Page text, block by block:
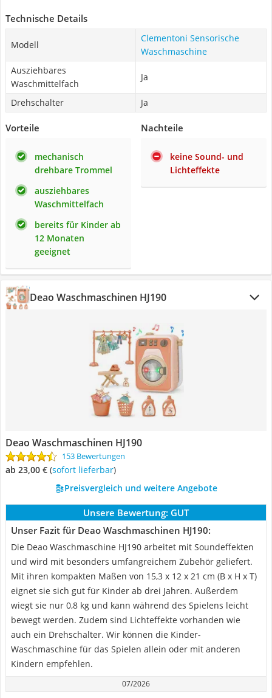
Technische Details
Modell
Clementoni Sensorische
Waschmaschine
Ausziehbares
Waschmittelfach
Ja
Drehschalter Ja
Vorteile
mechanisch
drehbare Trommel
ausziehbares
Waschmittelfach
bereits für Kinder ab
12 Monaten
geeignet
Nachteile
keine Sound- und
Lichteffekte
Deao Waschmaschinen HJ190
Deao Waschmaschinen HJ190
153 Bewertungen
ab 23,00 € ( Sofort lieferbar)
Preisvergleich und weitere Angebote
Unsere Bewertung: GUT
Unser Fazit für Deao Waschmaschinen HJ190:
Die Deao Waschmaschine HJ190 arbeitet mit Soundeffekten
und wird mit besonders umfangreichem Zubehör geliefert.
Mit ihren kompakten Maßen von 15,3 x 12 x 21 cm (B x H x T)
eignet sie sich gut für Kinder ab drei Jahren. Außerdem
wiegt sie nur 0,8 kg und kann während des Spielens leicht
bewegt werden. Zudem sind Lichteffekte vorhanden wie
auch ein Drehschalter. Wir können die Kinder-
Waschmaschine für das Spielen allein oder mit anderen
Kindern empfehlen.
07/2026